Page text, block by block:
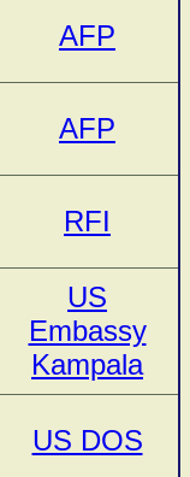
AFP
AFP
RFI
US
Embassy
Kampala
US DOS